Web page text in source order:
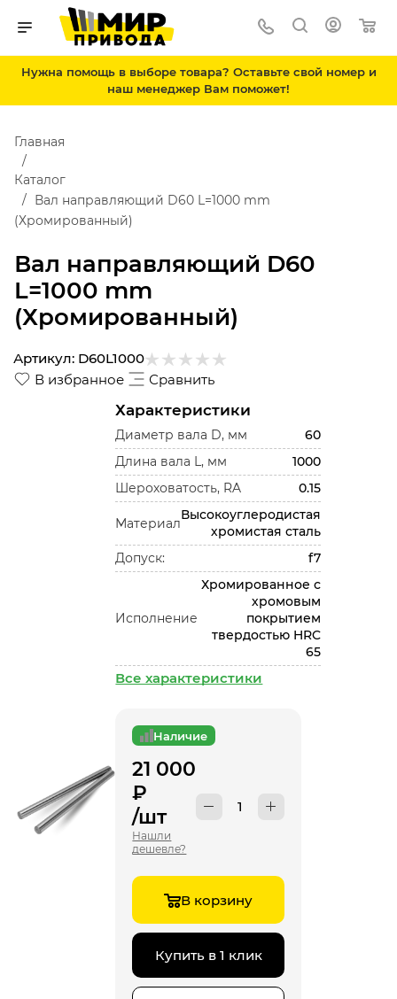
Нужна помощь в выборе товара? Оставьте свой номер и
наш менеджер Вам поможет!
Вал направляющий D60
L=1000 mm
(Хромированный)
Главная
Каталог
Вал направляющий D60 L=1000 mm
(Хромированный)
В избранное Сравнить
Артикул: D60L1000
Характеристики
Диаметр вала D, мм
60
Длина вала L, мм
1000
Шероховатость, RA
0.15
Материал
Высокоуглеродистая
хромистая сталь
Допуск:
f7
Исполнение
Хромированное с
хромовым
покрытием
твердостью HRC
65
Все характеристики
Наличие
21 000
₽
/шт
Нашли
дешевле?
В корзину
Купить в 1 клик